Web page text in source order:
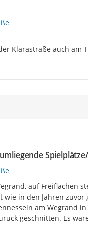
Klarastraße auch am
auf Freiflächen
in den Jahren
am Wegrand
geschnitten. Es